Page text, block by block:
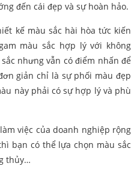
đến cái đẹp và sự hoàn hảo.
kế màu sắc hài hòa tức kiến
màu sắc hợp lý với không
nhưng vẫn có điểm nhấn để
giản chỉ là sự phối màu đẹp
này phải có sự hợp lý và phù
việc của doanh nghiệp rộng
bạn có thể lựa chọn màu sắc
thủy…